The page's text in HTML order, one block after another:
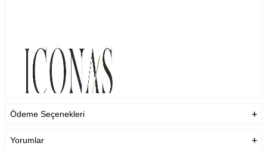
Ödeme Seçenekleri
Yorumlar